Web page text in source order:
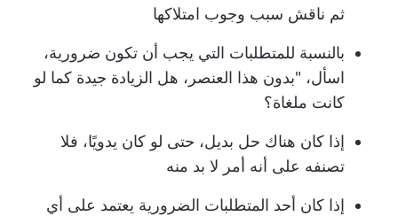
ثم ناقش سبب وجوب امتلاكها
بالنسبة للمتطلبات التي يجب أن تكون ضرورية،
اسأل، "بدون هذا العنصر، هل الزيادة جيدة كما لو
كانت ملغاة؟
إذا كان هناك حل بديل، حتى لو كان يدويًا، فلا
تصنفه على أنه أمر لا بد منه
إذا كان أحد المتطلبات الضرورية يعتمد على أي